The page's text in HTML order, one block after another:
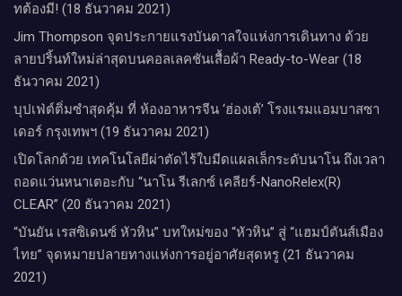
ทต้องมี! (18 ธันวาคม 2021)
Jim Thompson จุดประกายแรงบันดาลใจแห่งการเดินทาง ด้วย
ลายปริ้นท์ใหม่ล่าสุดบนคอลเลคชันเสื้อผ้า Ready-to-Wear (18
ธันวาคม 2021)
บุปเฟ่ต์ติ่มซำสุดคุ้ม ที่ ห้อง​อาหารจีน​ ‘ฮ่องเต้’ โรงแรม​แอม​บาส​ซา​
เดอร์​ กรุงเทพฯ​ (19 ธันวาคม 2021)
เปิดโลกด้วย เทคโนโลยีผ่าตัดไร้ใบมีดแผลเล็กระดับนาโน ถึงเวลา
ถอดแว่นหนาเตอะกับ “นาโน รีเลกซ์ เคลียร์-NanoRelex(R)
CLEAR” (20 ธันวาคม 2021)
“บันยัน เรสซิเดนซ์ หัวหิน” บทใหม่ของ “หัวหิน” สู่ “แฮมป์ตันส์เมือง
ไทย” จุดหมายปลายทางแห่งการอยู่อาศัยสุดหรู (21 ธันวาคม
2021)